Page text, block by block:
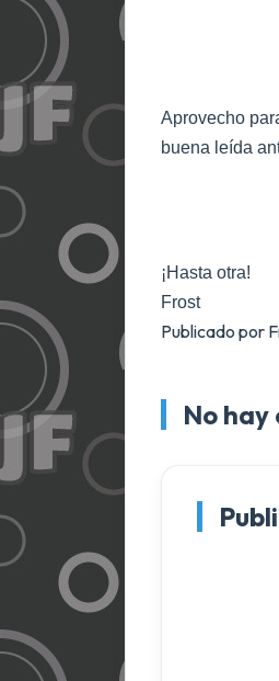
Aprovecho
buena leída
¡Hasta otra!
Frost
Publicado por
No hay